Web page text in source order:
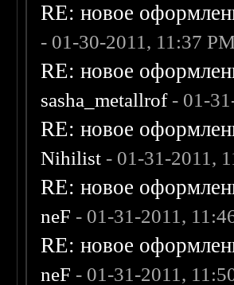
RE: новое
- 01-30-2011, 11:37
RE: новое
sasha_metallrof- 01-
RE: новое
Nihilist - 01-31-2011,
RE: новое
neF - 01-31-2011,
RE: новое
neF - 01-31-2011,